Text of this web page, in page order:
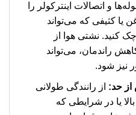
و اتصالات اینترکولر را
یا کثیفی که می‌تواند
کنید. نشتی هوا از
راندمان، می‌تواند
نیز شود.
از حد: از رانندگی طولانی
یا در شرایطی که